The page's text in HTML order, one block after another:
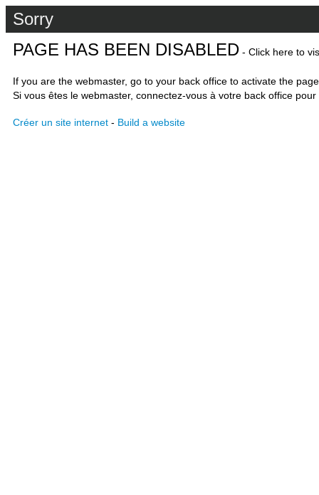
Sorry
PAGE HAS BEEN DISABLED - Click here to
If you are the webmaster, go to your back office to activate the
Si vous êtes le webmaster, connectez-vous à votre back office
Créer un site internet - Build a website